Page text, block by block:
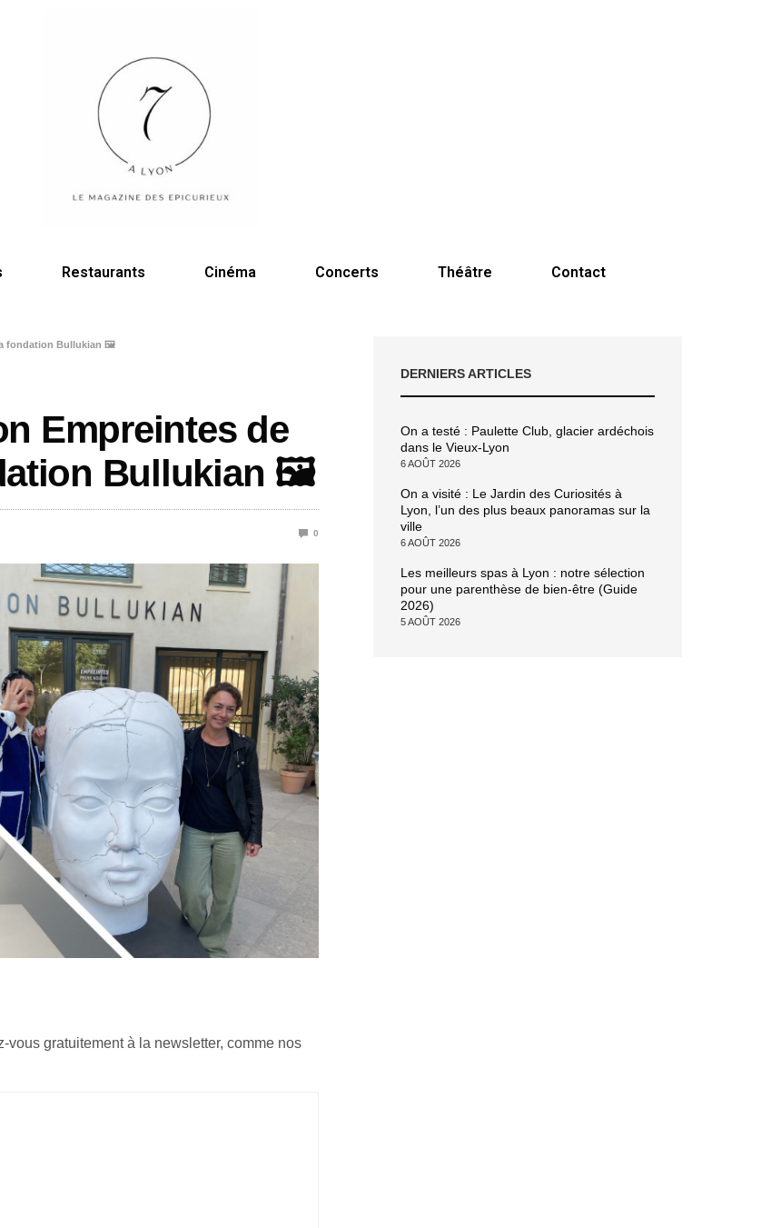
Restaurants Cinéma Concerts Théâtre Contact
fondation Bullukian 🖼️
Empreintes de
Bullukian 🖼️
0
vous gratuitement à la newsletter, comme nos
DERNIERS ARTICLES
On a testé : Paulette Club, glacier ardéchois
dans le Vieux-Lyon
6 AOÛT 2026
On a visité : Le Jardin des Curiosités à
Lyon, l’un des plus beaux panoramas sur la
ville
6 AOÛT 2026
Les meilleurs spas à Lyon : notre sélection
pour une parenthèse de bien-être (Guide
2026)
5 AOÛT 2026